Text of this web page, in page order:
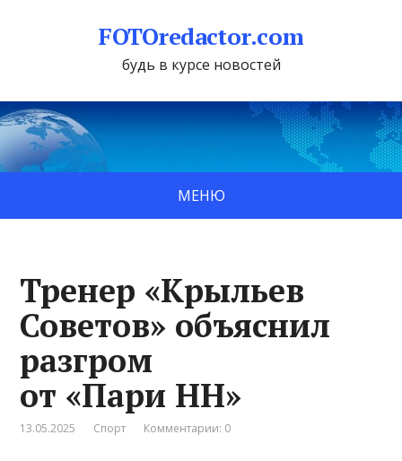
FOTOredactor.com
будь в курсе новостей
МЕНЮ
Тренер «Крыльев
Советов» объяснил
разгром
от «Пари НН»
13.05.2025 Спорт Комментарии: 0